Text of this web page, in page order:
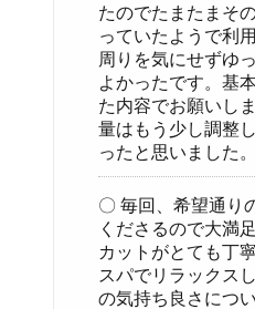
たのでたまたまそ
っていたようで利
周りを気にせずゆ
よかったです。基
た内容でお願いし
量はもう少し調整
ったと思いました。
〇 毎回、希望通り
くださるので大満
カットがとても丁
スパでリラックス
の気持ち良さにつ